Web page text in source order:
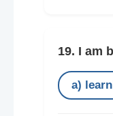
19. I am
a)